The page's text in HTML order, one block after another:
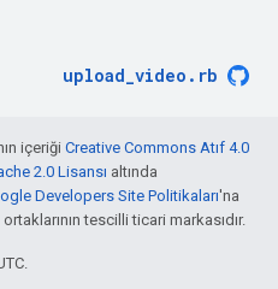
upload_video . rb
içeriği Creative Commons Atıf 4.0
2.0 Lisansı altında
Developers Site Politikaları'na
tescilli ticari markasıdır.